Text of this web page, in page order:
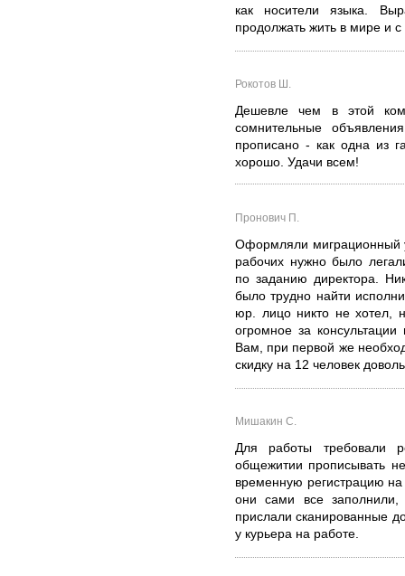
как носители языка.
продолжать жить в мире и с
Рокотов Ш.
Дешевле чем в этой
сомнительные
прописано - как одна из
хорошо. Удачи всем!
Пронович П.
Оформляли миграционный
рабочих нужно было
по заданию директора.
было трудно найти
юр. лицо никто не хотел,
огромное за
Вам, при первой же
скидку на 12 человек
Мишакин С.
Для работы требовали
общежитии прописывать
временную регистрацию
они сами все заполнили,
прислали сканированные
у курьера на работе.